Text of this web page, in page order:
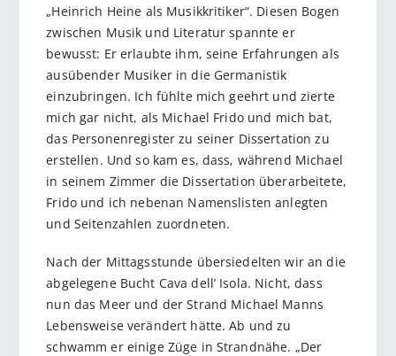
„Heinrich Heine als Musikkritiker“. Diesen Bogen
zwischen Musik und Literatur spannte er
bewusst: Er erlaubte ihm, seine Erfahrungen als
ausübender Musiker in die Germanistik
einzubringen. Ich fühlte mich geehrt und zierte
mich gar nicht, als Michael Frido und mich bat,
das Personenregister zu seiner Dissertation zu
erstellen. Und so kam es, dass, während Michael
in seinem Zimmer die Dissertation überarbeitete,
Frido und ich nebenan Namenslisten anlegten
und Seitenzahlen zuordneten.
Nach der Mittagsstunde übersiedelten wir an die
abgelegene Bucht Cava dell’ Isola. Nicht, dass
nun das Meer und der Strand Michael Manns
Lebensweise verändert hätte. Ab und zu
schwamm er einige Züge in Strandnähe. „Der